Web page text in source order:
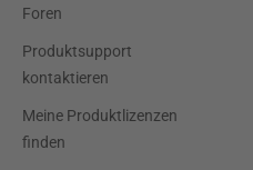
Foren
Produktsupport
kontaktieren
Meine Produktlizenzen
finden